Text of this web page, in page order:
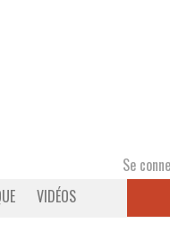
Se
VIDÉOS